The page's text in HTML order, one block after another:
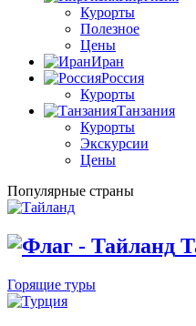
Курорты
Полезное
Цены
Иран
Россия
Курорты
Танзания
Курорты
Экскурсии
Цены
Популярные страны
Горящие туры